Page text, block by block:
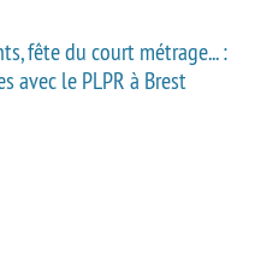
fête du court métrage... :
avec le PLPR à Brest